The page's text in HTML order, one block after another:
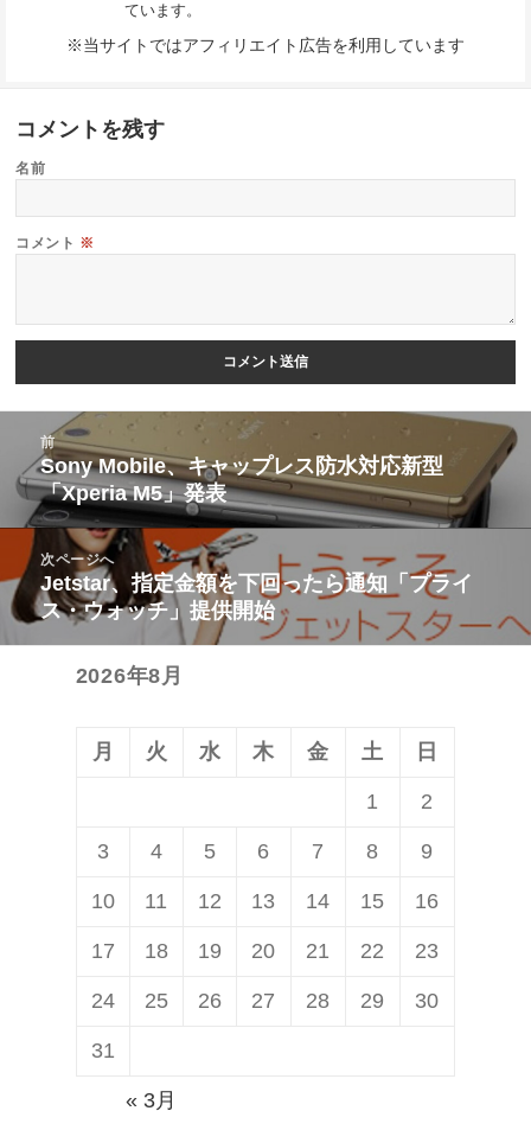
ています。
※当サイトではアフィリエイト広告を利用しています
コメントを残す
名前
コメント ※
ナ
ビ
ー
シ
前
前
の
投
稿:
Sony Mobile、キャップレス防水対応新型
「Xperia M5」発表
次ページへ
次
の
投
Jetstar、指定金額を下回ったら通知「プライ
ス・ウォッチ」提供開始
2026年8月
月 火 水 木 金 土 日
1 2
3 4 5 6 7 8 9
10 11 12 13 14 15 16
17 18 19 20 21 22 23
24 25 26 27 28 29 30
31
« 3月